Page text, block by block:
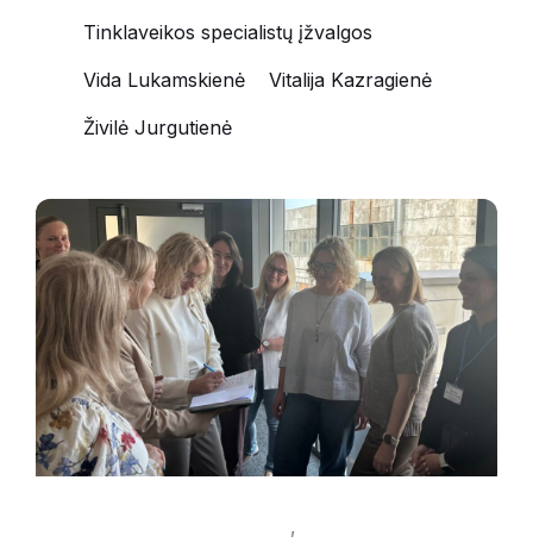
Tinklaveikos specialistų įžvalgos
Vida Lukamskienė
Vitalija Kazragienė
Živilė Jurgutienė
Susitikimo
dalyviai
stovi
ratu
ir
diskutuoja.
,